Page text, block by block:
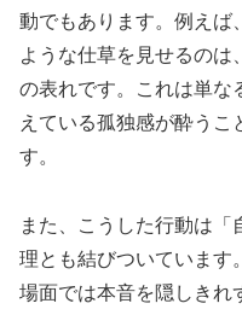
動でもあります。例えば
ような仕草を見せるのは
の表れです。これは単な
えている孤独感が酔うこ
す。
また、こうした行動は
理とも結びついています
場面では本音を隠しきれ